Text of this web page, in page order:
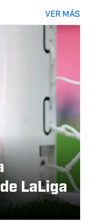
VER MÁS
LaLiga